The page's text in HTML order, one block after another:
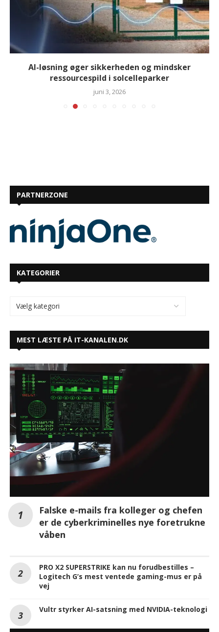
AI-løsning øger sikkerheden og mindsker
ressourcespild i solcelleparker
juni 3, 2026
PARTNERZONE
KATEGORIER
MEST LÆSTE PÅ IT-KANALEN.DK
Falske e-mails fra kolleger og chefen
er de cyberkriminelles nye foretrukne
våben
PRO X2 SUPERSTRIKE kan nu forudbestilles –
Logitech G’s mest ventede gaming-mus er på
vej
Vultr styrker AI-satsning med NVIDIA-teknologi